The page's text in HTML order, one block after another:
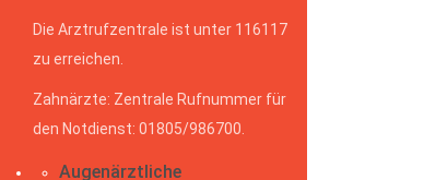
Die Arztrufzentrale ist unter 116117
zu erreichen.
Zahnärzte: Zentrale Rufnummer für
den Notdienst: 01805/986700.
Augenärztliche